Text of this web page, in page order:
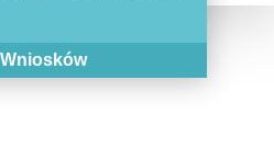
Wniosków